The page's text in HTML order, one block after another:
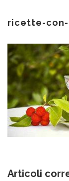
ricette-
Articoli